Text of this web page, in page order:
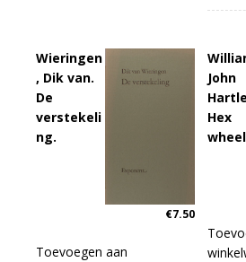
Wieringen
, Dik van.
De
verstekeli
ng.
€7.50
Toevoegen aan
John
Hex